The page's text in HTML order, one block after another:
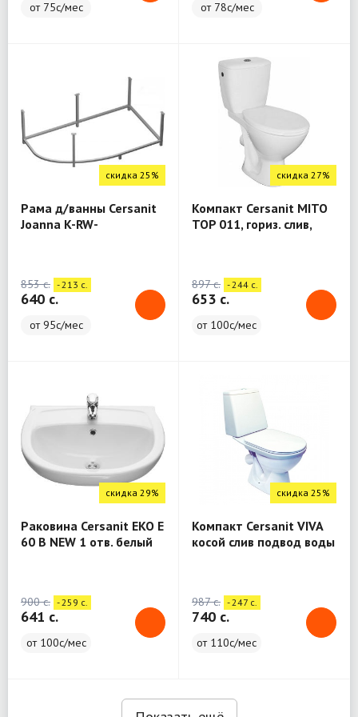
от 75с/мес от 78с/мес
скидка 25%
Рама д/ванны Cersanit
Joanna K-RW-
Сорт1
853 c. - 213 c.
640 c.
от 95с/мес
скидка 27%
Компакт Cersanit MITO
TOP 011, гориз. слив,
897 c. - 244 c.
653 c.
от 100с/мес
скидка 29%
Раковина Cersanit EKO E
60 B NEW 1 отв. белый
900 c. - 259 c.
641 c.
от 100с/мес
скидка 25%
Компакт Cersanit VIVA
косой слив подвод воды
987 c. - 247 c.
740 c.
от 110с/мес